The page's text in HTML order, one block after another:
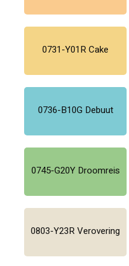
0731-Y01R Cake
0736-B10G Debuut
0745-G20Y Droomreis
0803-Y23R Verovering